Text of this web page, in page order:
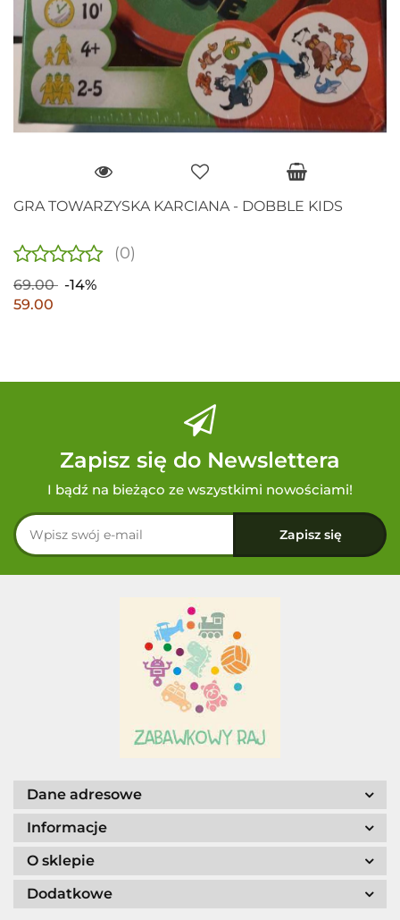
GRA TOWARZYSKA KARCIANA - DOBBLE KIDS
(0)
69.00
-14%
59.00
Zapisz się do Newslettera
I bądź na bieżąco ze wszystkimi nowościami!
Dane adresowe
Informacje
O sklepie
Dodatkowe